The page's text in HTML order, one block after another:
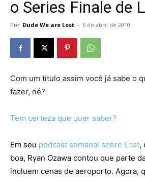
o Series Finale de
Por Dude We are Lost - 6 de abril de 2010
Com um título assim você já sabe o
fazer, né?
Tem certeza que quer saber?
Em seu podcast semanal sobre Lost,
boa, Ryan Ozawa contou que parte
incluem cenas de aeroporto. Agora,